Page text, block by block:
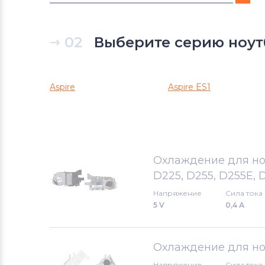
eMachines
Системы охлаждения в сборе
02 Выберите серию
Aspire Aspire ES1
Охлаждение для
D225, D255, D255E,
Напряжение
5 V
Сила тока
0,4 А
Охлаждение для